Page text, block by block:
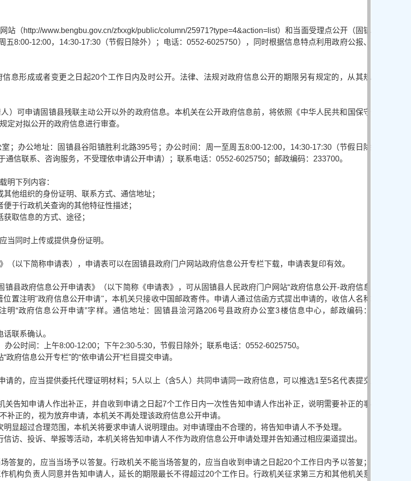
站（http://www.bengbu.gov.cn/zfxxgk/public/column/25971?type=4&action=list）和当面受理点公开（固镇
8:00-12:00，14:30-17:30（节假日除外）；电话：0552-6025750），同时根据信息特点利用政府公报、
息形成或者变更之日起20个工作日内及时公开。法律、法规对政府信息公开的期限另有规定的，从其规
）可申请固镇县残联主动公开以外的政府信息。本机关在公开政府信息前，将依照《中华人民共和国保守
定对拟公开的政府信息进行审查。
；办公地址：固镇县谷阳镇胜利北路395号；办公时间：周一至周五8:00-12:00，14:30-17:30（节假日除
信联系、咨询服务，不受理依申请公开申请）；联系电话：0552-6025750；邮政编码：233700。
明下列内容：
他组织的身份证明、联系方式、通信地址；
于行政机关查询的其他特征性描述；
取信息的方式、途径；
当同时上传或提供身份证明。
（以下简称申请表），申请表可以在固镇县政府门户网站政府信息公开专栏下载，申请表复印有效。
县政府信息公开申请表》（以下简称《申请表》，可从固镇县人民政府门户网站“政府信息公开-政府信息
位置注明"政府信息公开申请"，本机关只接收中国邮政寄件。申请人通过信函方式提出申请的，收信人名称
明“政府信息公开申请”字样。通信地址：固镇县浍河路206号县政府办公室3楼信息中心，邮政编码：
联系确认。
公时间：上午8:00-12:00；下午2:30-5:30，节假日除外；联系电话：0552-6025750。
府信息公开专栏”的“依申请公开”栏目提交申请。
请的，应当提供委托代理证明材料；5人以上（含5人）共同申请同一政府信息，可以推选1至5名代表提交
关告知申请人作出补正，并自收到申请之日起7个工作日内一次性告知申请人作出补正，说明需要补正的事
补正的，视为放弃申请，本机关不再处理该政府信息公开申请。
显超过合理范围，本机关将要求申请人说明理由。对申请理由不合理的，将告知申请人不予处理。
访、投诉、举报等活动，本机关将告知申请人不作为政府信息公开申请处理并告知通过相应渠道提出。
答复的，应当当场予以答复。行政机关不能当场答复的，应当自收到申请之日起20个工作日内予以答复；
机构负责人同意并告知申请人，延长的期限最长不得超过20个工作日。行政机关征求第三方和其他机关意